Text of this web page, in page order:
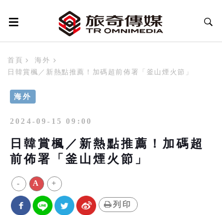
首頁
海外
日韓賞楓／新熱點推薦！加碼超前佈署「釜山煙火節」
海外
2024-09-15 09:00
日韓賞楓／新熱點推薦！加碼超
前佈署「釜山煙火節」
- A +
列印